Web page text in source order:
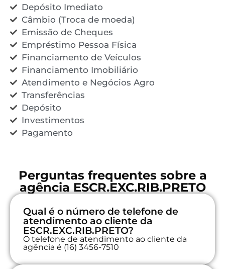
Depósito Imediato
Câmbio (Troca de moeda)
Emissão de Cheques
Empréstimo Pessoa Física
Financiamento de Veículos
Financiamento Imobiliário
Atendimento e Negócios Agro
Transferências
Depósito
Investimentos
Pagamento
Perguntas frequentes sobre a
agência ESCR.EXC.RIB.PRETO
Qual é o número de telefone de
atendimento ao cliente da
ESCR.EXC.RIB.PRETO?
O telefone de atendimento ao cliente da
agência é (16) 3456-7510